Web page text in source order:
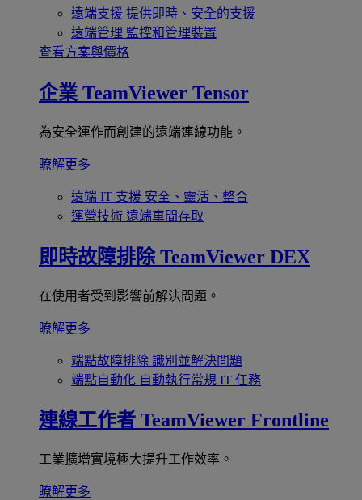
遠端支援 提供即時、安全的支援
遠端管理 監控和管理裝置
查看方案與價格
企業 TeamViewer Tensor
為安全運作而創建的遠端連線功能。
瞭解更多
遠端 IT 支援 安全、靈活、整合
運營技術 遠端車間存取
即時故障排除 TeamViewer DEX
在使用者受到影響前解決問題。
瞭解更多
端點故障排除 識別並解決問題
端點自動化 自動執行常規 IT 任務
連線工作者 TeamViewer Frontline
工業擴增實境極大提升工作效率。
瞭解更多